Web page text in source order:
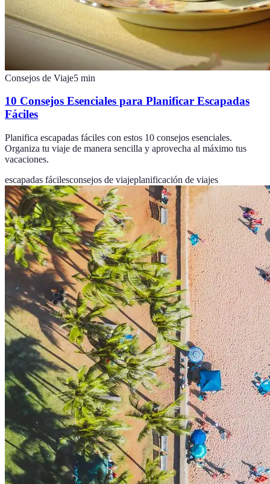
Consejos de Viaje5 min
10 Consejos Esenciales para Planificar Escapadas
Fáciles
Planifica escapadas fáciles con estos 10 consejos esenciales.
Organiza tu viaje de manera sencilla y aprovecha al máximo tus
vacaciones.
escapadas fácilesconsejos de viajeplanificación de viajes